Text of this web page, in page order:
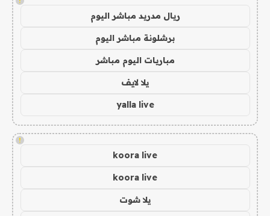
ريال مدريد مباشر اليوم
برشلونة مباشر اليوم
مباريات اليوم مباشر
يلا لايف
yalla live
!
koora live
koora live
يلا شوت